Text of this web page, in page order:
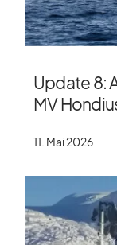
Update 8:
MV
11. Mai 2026